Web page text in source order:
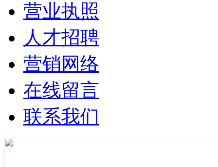
营业执照
人才招聘
营销网络
在线留言
联系我们